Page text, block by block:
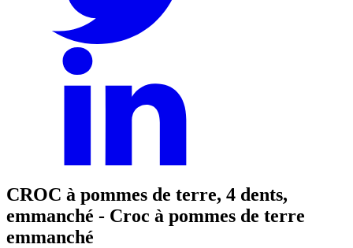
CROC à pommes de terre, 4 dents,
emmanché - Croc à pommes de terre
emmanché